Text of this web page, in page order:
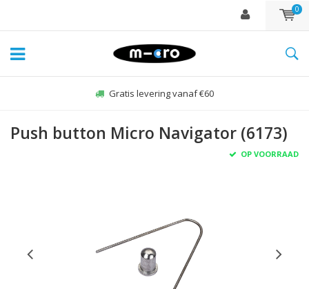
0
Gratis levering vanaf €60
Push button Micro Navigator (6173)
OP VOORRAAD